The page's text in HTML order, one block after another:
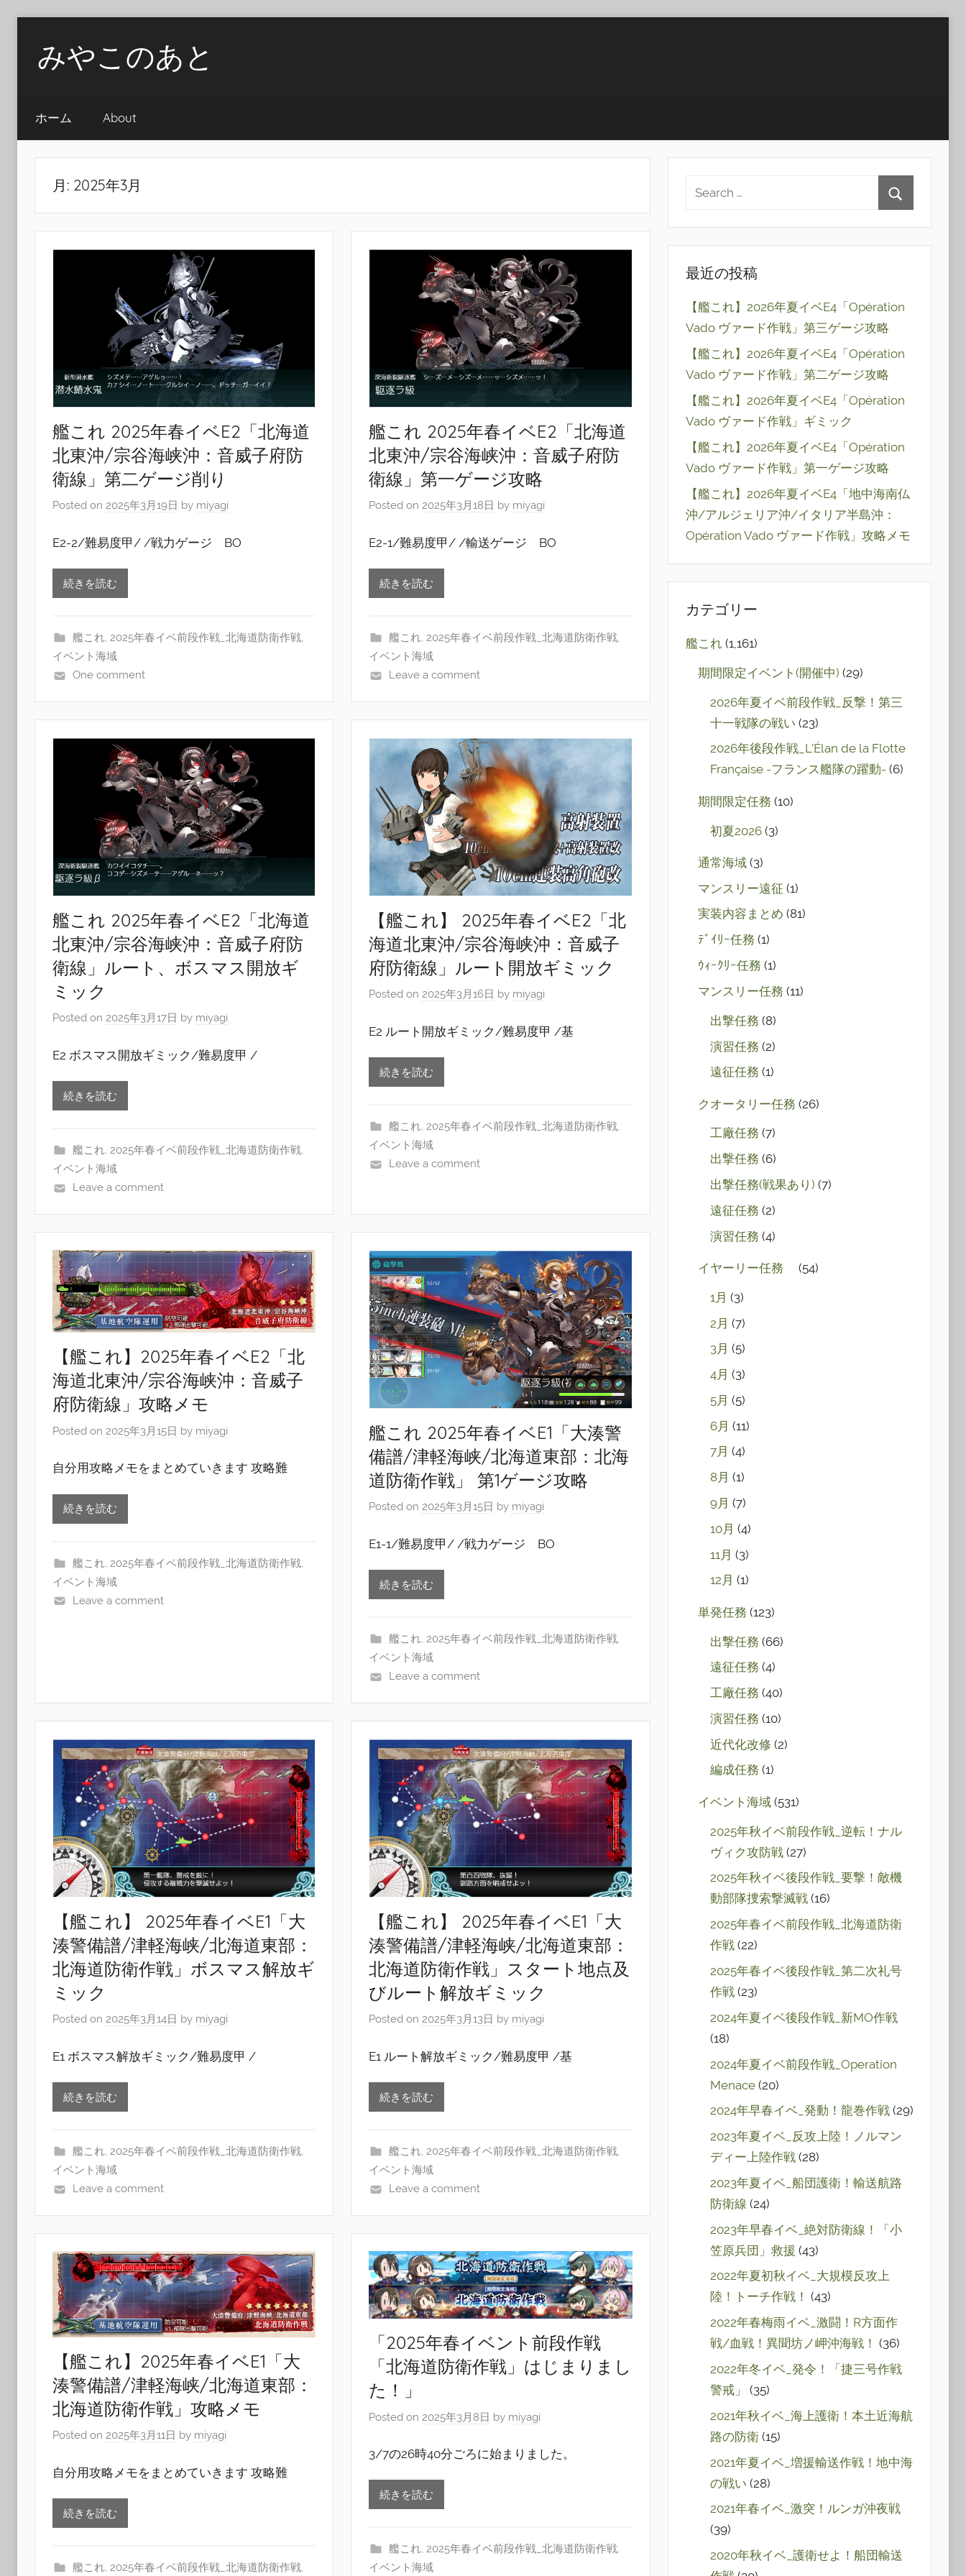
content
みやこのあと
ホーム About
月: 2025年3月
艦これ 2025年春イベE2「北海道
北東沖/宗谷海峡沖：音威子府防
衛線」第二ゲージ削り
Posted on 2025年3月19日 by miyagi
E2-2/難易度甲/ /戦力ゲージ BO
続きを読む
艦これ, 2025年春イベ前段作戦_北海道防衛作戦,
イベント海域
One comment
艦これ 2025年春イベE2「北海道
北東沖/宗谷海峡沖：音威子府防
衛線」第一ゲージ攻略
Posted on2025年3月18日 by miyagi
E2-1/難易度甲/ /輸送ゲージ BO
続きを読む
艦これ, 2025年春イベ前段作戦_北海道防衛作戦,
イベント海域
Leave a comment
艦これ 2025年春イベE2「北海道
北東沖/宗谷海峡沖：音威子府防
衛線」ルート、ボスマス開放ギ
ミック
Posted on 2025年3月17日 by miyagi
E2 ボスマス開放ギミック/難易度甲 /
続きを読む
艦これ, 2025年春イベ前段作戦_北海道防衛作戦,
イベント海域
Leave a comment
【艦これ】 2025年春イベE2「北
海道北東沖/宗谷海峡沖：音威子
府防衛線」ルート開放ギミック
Posted on2025年3月16日 by miyagi
E2 ルート開放ギミック/難易度甲 /基
続きを読む
艦これ, 2025年春イベ前段作戦_北海道防衛作戦,
イベント海域
Leave a comment
【艦これ】2025年春イベE2「北
海道北東沖/宗谷海峡沖：音威子
府防衛線」攻略メモ
Posted on 2025年3月15日 by miyagi
自分用攻略メモをまとめていきます 攻略難
続きを読む
艦これ, 2025年春イベ前段作戦_北海道防衛作戦,
イベント海域
Leave a comment
艦これ 2025年春イベE1「大湊警
備譜/津軽海峡/北海道東部：北海
道防衛作戦」 第1ゲージ攻略
Posted on2025年3月15日 by miyagi
E1-1/難易度甲/ /戦力ゲージ BO
続きを読む
艦これ, 2025年春イベ前段作戦_北海道防衛作戦,
イベント海域
Leave a comment
【艦これ】 2025年春イベE1「大
湊警備譜/津軽海峡/北海道東部：
北海道防衛作戦」ボスマス解放ギ
ミック
Posted on 2025年3月14日 by miyagi
E1 ボスマス解放ギミック/難易度甲 /
続きを読む
艦これ, 2025年春イベ前段作戦_北海道防衛作戦,
イベント海域
Leave a comment
【艦これ】 2025年春イベE1「大
湊警備譜/津軽海峡/北海道東部：
北海道防衛作戦」スタート地点及
びルート解放ギミック
Posted on2025年3月13日 by miyagi
E1 ルート解放ギミック/難易度甲 /基
続きを読む
艦これ, 2025年春イベ前段作戦_北海道防衛作戦,
イベント海域
Leave a comment
【艦これ】2025年春イベE1「大
湊警備譜/津軽海峡/北海道東部：
北海道防衛作戦」攻略メモ
Posted on 2025年3月11日 by miyagi
自分用攻略メモをまとめていきます 攻略難
続きを読む
艦これ, 2025年春イベ前段作戦_北海道防衛作戦,
「2025年春イベント前段作戦
「北海道防衛作戦」はじまりまし
た！」
Posted on2025年3月8日 by miyagi
3/7の26時40分ごろに始まりました。
続きを読む
艦これ, 2025年春イベ前段作戦_北海道防衛作戦,
イベント海域
最近の投稿
【艦これ】2026年夏イベE4「Opération
Vado ヴァード作戦」第三ゲージ攻略
【艦これ】2026年夏イベE4「Opération
Vado ヴァード作戦」第二ゲージ攻略
【艦これ】2026年夏イベE4「Opération
Vado ヴァード作戦」ギミック
【艦これ】2026年夏イベE4「Opération
Vado ヴァード作戦」第一ゲージ攻略
【艦これ】2026年夏イベE4「地中海南仏
沖/アルジェリア沖/イタリア半島沖：
Opération Vado ヴァード作戦」攻略メモ
カテゴリー
艦これ(1,161)
期間限定イベント(開催中) (29)
2026年夏イベ前段作戦_反撃！第三
十一戦隊の戦い (23)
2026年後段作戦_L'Élan de la Flotte
Française -フランス艦隊の躍動- (6)
期間限定任務 (10)
初夏2026(3)
通常海域(3)
マンスリー遠征 (1)
実装内容まとめ (81)
ﾃﾞｲﾘｰ任務 (1)
ｳｨｰｸﾘｰ任務 (1)
マンスリー任務 (11)
出撃任務 (8)
演習任務 (2)
遠征任務 (1)
クオータリー任務 (26)
工廠任務 (7)
出撃任務 (6)
出撃任務(戦果あり) (7)
遠征任務 (2)
演習任務 (4)
イヤーリー任務 (54)
1月 (3)
2月 (7)
3月 (5)
4月 (3)
5月 (5)
6月 (11)
7月 (4)
8月 (1)
9月 (7)
10月 (4)
11月 (3)
12月 (1)
単発任務 (123)
出撃任務 (66)
遠征任務 (4)
工廠任務 (40)
演習任務 (10)
近代化改修 (2)
編成任務 (1)
イベント海域(531)
2025年秋イベ前段作戦_逆転！ナル
ヴィク攻防戦(27)
2025年秋イベ後段作戦_要撃！敵機
動部隊捜索撃滅戦(16)
2025年春イベ前段作戦_北海道防衛
作戦(22)
2025年春イベ後段作戦_第二次礼号
作戦(23)
2024年夏イベ後段作戦_新MO作戦
(18)
2024年夏イベ前段作戦_Operation
Menace(20)
2024年早春イベ_発動！龍巻作戦(29)
2023年夏イベ_反攻上陸！ノルマン
ディー上陸作戦(28)
2023年夏イベ_船団護衛！輸送航路
防衛線 (24)
2023年早春イベ_絶対防衛線！「小
笠原兵団」救援 (43)
2022年夏初秋イベ_大規模反攻上
陸！トーチ作戦！ (43)
2022年春梅雨イベ_激闘！R方面作
戦/血戦！異聞坊ノ岬沖海戦！ (36)
2022年冬イベ_発令！「捷三号作戦
警戒」
(35)
2021年秋イベ_海上護衛！本土近海航
路の防衛(15)
2021年夏イベ_増援輸送作戦！地中海
の戦い (28)
2021年春イベ_激突！ルンガ沖夜戦
(39)
2020年秋イベ_護衛せよ！船団輸送